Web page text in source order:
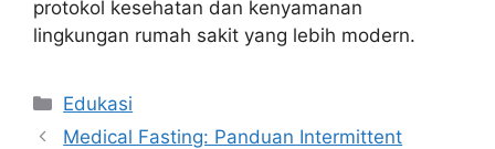
protokol kesehatan dan kenyamanan
lingkungan rumah sakit yang lebih modern.
Kategori
Edukasi
Medical Fasting: Panduan Intermittent